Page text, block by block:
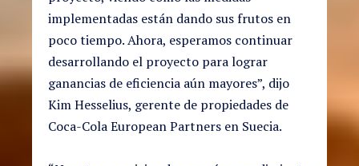
implementadas están dando sus frutos en
poco tiempo. Ahora, esperamos continuar
desarrollando el proyecto para lograr
ganancias de eficiencia aún mayores”, dijo
Kim Hesselius, gerente de propiedades de
Coca-Cola European Partners en Suecia.